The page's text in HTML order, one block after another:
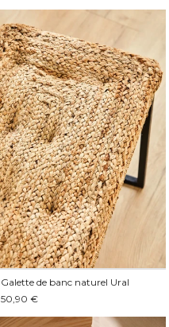
Galette de banc naturel Ural
50,90 €